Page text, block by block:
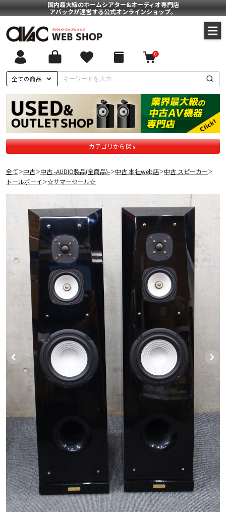
国内最大級のホームシアター&オーディオ専門店
アバックが運営する公式オンラインショップ。
全ての商品
0
カテゴリから探す
全て＞中古＞中古 -AUDIO製品(全商品)-＞中古 本社web店＞中古 スピーカー＞
トールボーイ ＞☆サマーセール☆